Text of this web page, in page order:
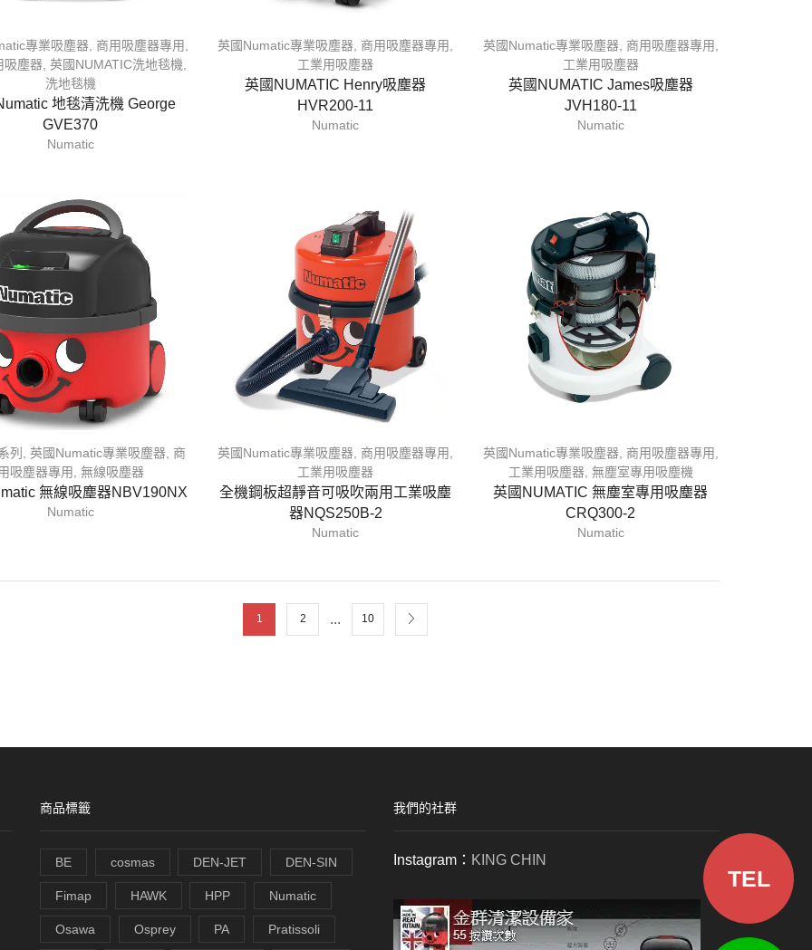
專業吸塵器, 商用吸塵器專用,
吸塵器,英國NUMATIC洗地毯機,
洗地毯機
地毯清洗機 George
GVE370
Numatic
英國Numatic專業吸塵器, 商用吸塵器專用,
工業用吸塵器
英國NUMATIC Henry吸塵器
HVR200-11
Numatic
英國Numatic專業吸塵器, 商用吸塵器專用,
工業用吸塵器
英國NUMATIC James吸塵器
JVH180-11
Numatic
列 ,英國Numatic專業吸塵器 商
吸塵器專用
無線吸塵器
無線吸塵器NBV190NX
Numatic
英國Numatic專業吸塵器 商用吸塵器專用
工業用吸塵器
全機鋼板超靜音可吸吹兩用工業吸塵
器NQS250B-2
Numatic
英國Numatic專業吸塵器, 商用吸塵器專用
工業用吸塵器, 無塵室專用吸塵機
英國NUMATIC 無塵室專用吸塵器
CRQ300-2
Numatic
1 2 ... 10
商品標籤
BE cosmas DEN-JET DEN-SIN
Fimap HAWK HPP Numatic
Osawa Osprey PA Pratissoli
我們的社群
Instagram： KING CHIN
TEL